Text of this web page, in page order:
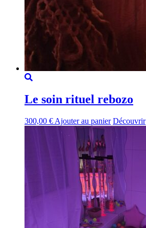
Le soin rituel rebozo
300,00 € Ajouter au panier Découvrir